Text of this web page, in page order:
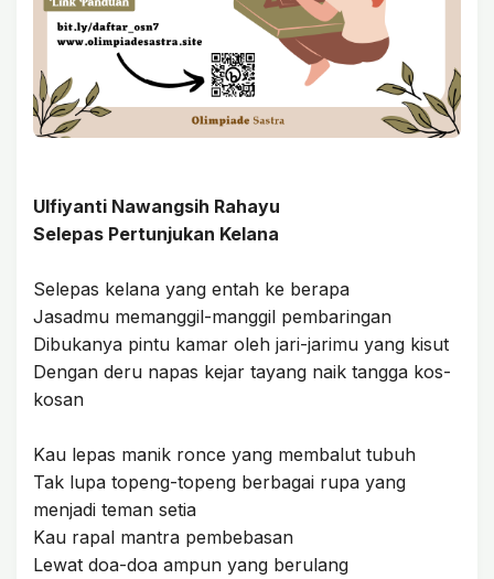
Ulfiyanti Nawangsih Rahayu
Selepas Pertunjukan Kelana
Selepas kelana yang entah ke berapa
Jasadmu memanggil-manggil pembaringan
Dibukanya pintu kamar oleh jari-jarimu yang kisut
Dengan deru napas kejar tayang naik tangga kos-
kosan
Kau lepas manik ronce yang membalut tubuh
Tak lupa topeng-topeng berbagai rupa yang
menjadi teman setia
Kau rapal mantra pembebasan
Lewat doa-doa ampun yang berulang